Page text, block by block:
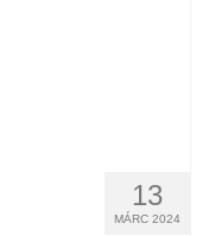
13
MÁRC 2024